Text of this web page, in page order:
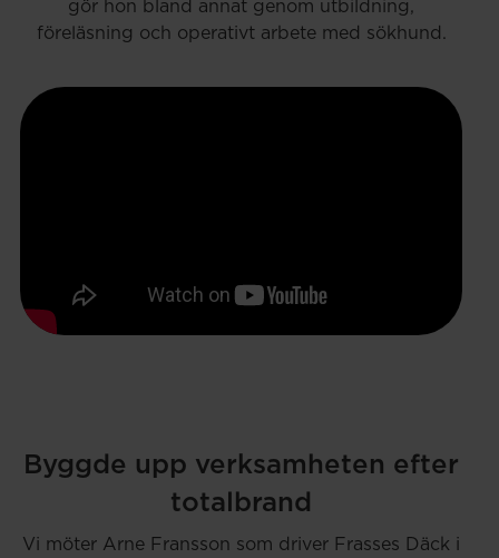
gör hon bland annat genom utbildning,
föreläsning och operativt arbete med sökhund.
Byggde upp verksamheten efter
totalbrand
Vi möter Arne Fransson som driver Frasses Däck i